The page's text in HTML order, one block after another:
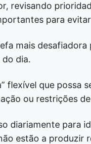
revisando
para
mais desafiadora
dia.
flexível que possa
ou restrições
diariamente para
estão a produzir